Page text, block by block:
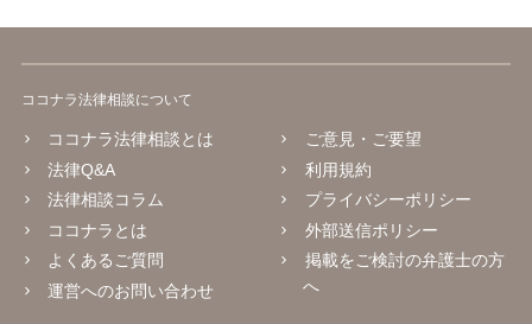
ココナラ法律相談について
ココナラ法律相談とは
法律Q&A
法律相談コラム
ココナラとは
よくあるご質問
運営へのお問い合わせ
ご意見・ご要望
利用規約
プライバシーポリシー
外部送信ポリシー
掲載をご検討の弁護士の方
へ